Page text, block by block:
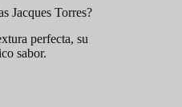
Jacques Torres?
perfecta, su
sabor.